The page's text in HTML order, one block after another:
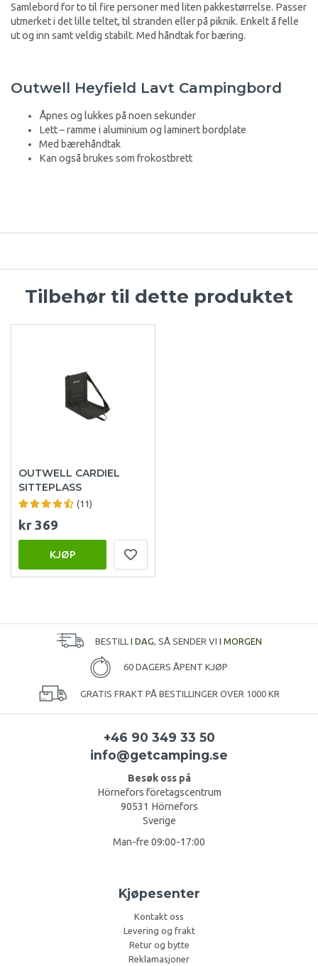
Samlebord for to til fire personer med liten pakkestørrelse. Passer
utmerket i det lille teltet, til stranden eller på piknik. Enkelt å felle
ut og inn samt veldig stabilt. Med håndtak for bæring.
Outwell Heyfield Lavt Campingbord
Åpnes og lukkes på noen sekunder
Lett – ramme i aluminium og laminert bordplate
Med bærehåndtak
Kan også brukes som frokostbrett
Tilbehør til dette produktet
OUTWELL CARDIEL
SITTEPLASS
(11)
kr 369
KJØP
BESTILL I DAG , SÅ SENDER VI I MORGEN
60 DAGERS ÅPENT KJØP
GRATIS FRAKT PÅ BESTILLINGER OVER 1000 KR
+46 90 349 33 50
info@getcamping.se
Besøk oss på
Hörnefors företagscentrum
90531 Hörnefors
Sverige
Man-fre 09:00-17:00
Kjøpesenter
Kontakt oss
Levering og frakt
Retur og bytte
Reklamasjoner